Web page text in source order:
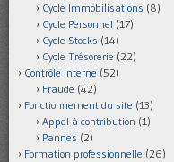
Cycle Immobilisations (8)
Cycle Personnel (17)
Cycle Stocks (14)
Cycle Trésorerie (22)
Contrôle interne (52)
Fraude (42)
Fonctionnement du site (13)
Appel à contribution (1)
Pannes (2)
Formation professionnelle (26)